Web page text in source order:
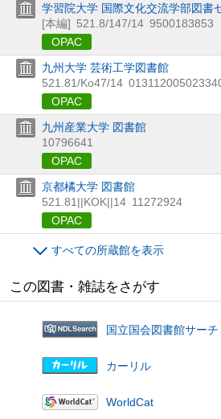
学習院大学 国際文化交流学部図書
[本編] 521.8/147/14 9500183853
OPAC
九州大学 芸術工学図書館
521.81/Ko47/14
OPAC
九州産業大学 図書館
10796641
OPAC
京都橘大学 図書館
521.81||KOK||14 11272924
OPAC
すべての所蔵館を表示
この図書・雑誌をさがす
国立国会図書館サーチ
カーリル
WorldCat